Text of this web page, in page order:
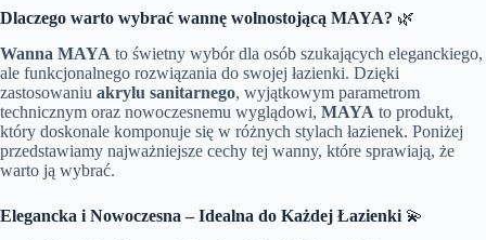
Dlaczego warto wybrać wannę wolnostojącą MAYA? 🌿
Wanna MAYA to świetny wybór dla osób szukających eleganckiego,
ale funkcjonalnego rozwiązania do swojej łazienki. Dzięki
zastosowaniu akrylu sanitarnego, wyjątkowym parametrom
technicznym oraz nowoczesnemu wyglądowi, MAYA to produkt,
który doskonale komponuje się w różnych stylach łazienek. Poniżej
przedstawiamy najważniejsze cechy tej wanny, które sprawiają, że
warto ją wybrać.
Elegancka i Nowoczesna – Idealna do Każdej Łazienki 💫